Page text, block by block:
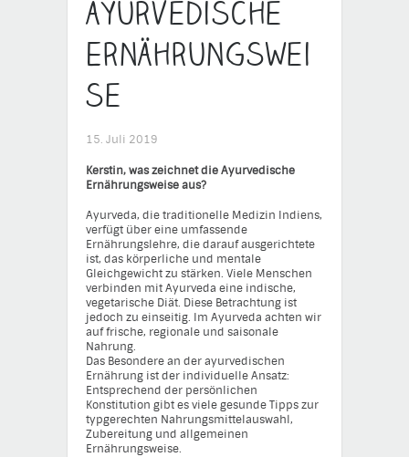
ayurvedische
Ernährungswei
se
15. Juli 2019
Kerstin, was zeichnet die Ayurvedische
Ernährungsweise aus?
Ayurveda, die traditionelle Medizin Indiens,
verfügt über eine umfassende
Ernährungslehre, die darauf ausgerichtete
ist, das körperliche und mentale
Gleichgewicht zu stärken. Viele Menschen
verbinden mit Ayurveda eine indische,
vegetarische Diät. Diese Betrachtung ist
jedoch zu einseitig. Im Ayurveda achten wir
auf frische, regionale und saisonale
Nahrung.
Das Besondere an der ayurvedischen
Ernährung ist der individuelle Ansatz:
Entsprechend der persönlichen
Konstitution gibt es viele gesunde Tipps zur
typgerechten Nahrungsmittelauswahl,
Zubereitung und allgemeinen
Ernährungsweise.